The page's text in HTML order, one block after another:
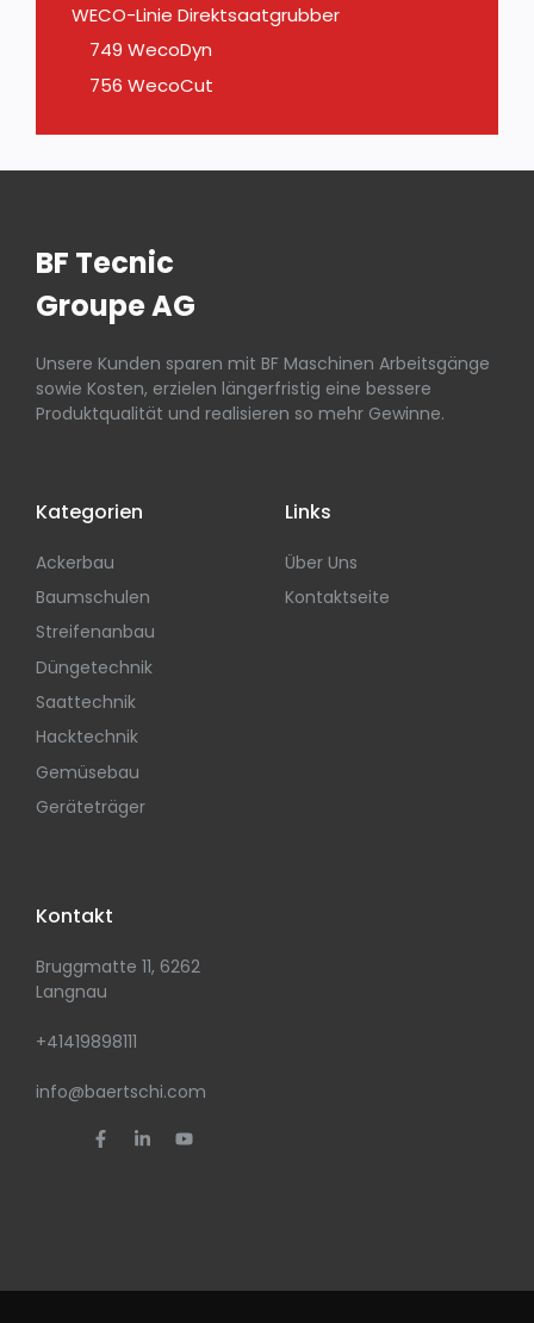
WECO-Linie Direktsaatgrubber
749 WecoDyn
756 WecoCut
BF Tecnic
Groupe AG
Unsere Kunden sparen mit BF Maschinen Arbeitsgänge
sowie Kosten, erzielen längerfristig eine bessere
Produktqualität und realisieren so mehr Gewinne.
Kategorien
Ackerbau
Baumschulen
Streifenanbau
Düngetechnik
Saattechnik
Hacktechnik
Gemüsebau
Geräteträger
Links
Über Uns
Kontaktseite
Kontakt
Bruggmatte 11, 6262
Langnau
+41419898111
info@baertschi.com